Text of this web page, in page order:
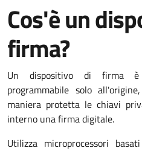
Cos'è un
firma?
Un dispositivo di firma è
programmabile solo
maniera protetta le chiavi
interno una firma digitale.
Utilizza microprocessori